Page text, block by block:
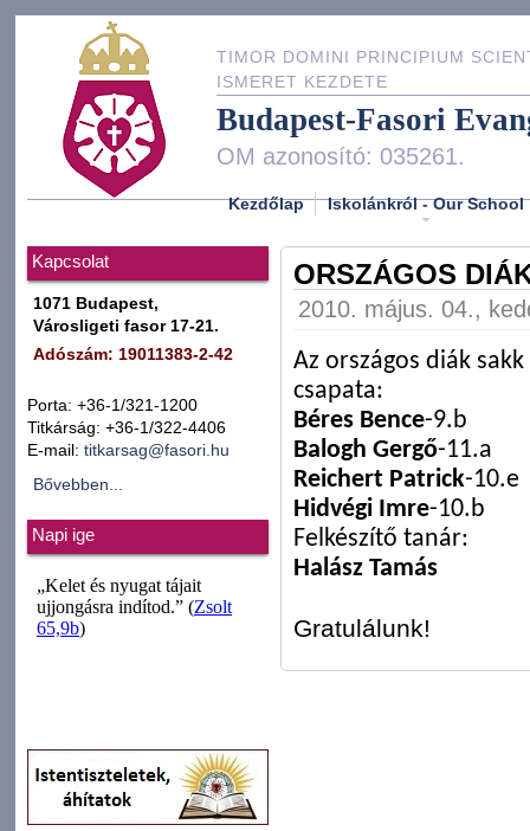
TIMOR DOMINI PRINCIPIUM
ISMERET KEZDETE
Budapest-Fasori
OM azonosító: 035261.
Kezdőlap Iskolánkról - Our School
Kapcsolat
1071 Budapest,
Városligeti fasor 17-21.
Adószám: 19011383-2-42
Porta: +36-1/321-1200
Titkárság: +36-1/322-4406
E-mail: titkarsag@fasori.hu
Bővebben...
Napi ige
ORSZÁGOS
2010. május. 04.,
Az országos diák
csapata:
Béres Bence-9.b
Balogh Gergő-11.a
Reichert Patrick-10.e
Hidvégi Imre-10.b
Felkészítő tanár:
Halász Tamás
Gratulálunk!